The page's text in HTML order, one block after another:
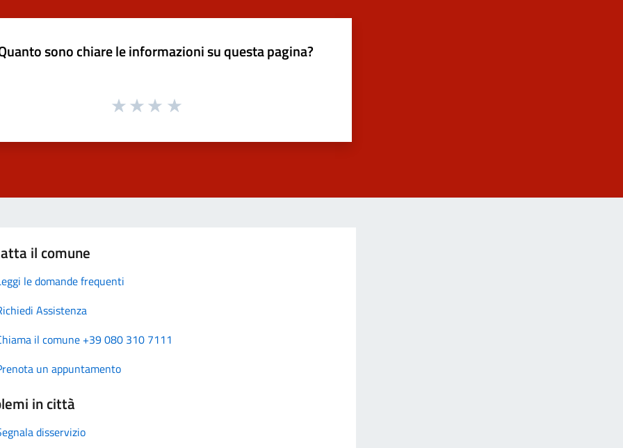
sono chiare le informazioni su questa pagina?
il comune
le domande frequenti
Assistenza
il comune +39 080 310 7111
un appuntamento
in città
disservizio